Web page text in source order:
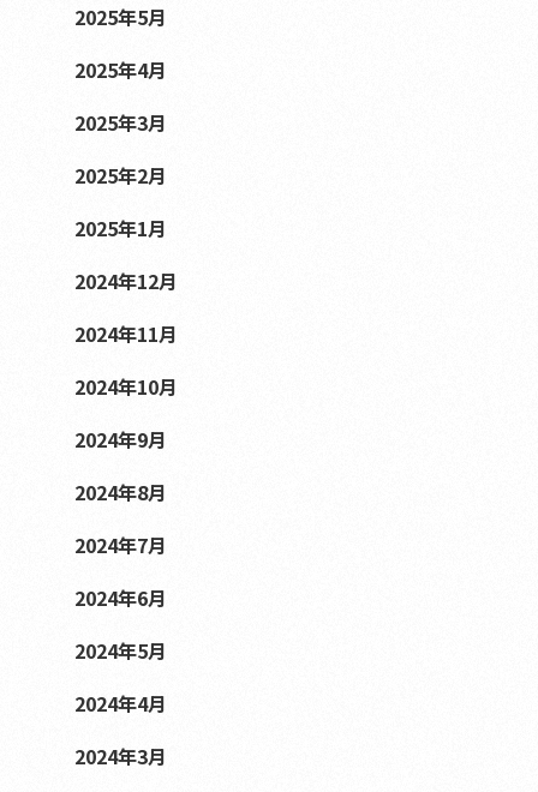
2025年5月
2025年4月
2025年3月
2025年2月
2025年1月
2024年12月
2024年11月
2024年10月
2024年9月
2024年8月
2024年7月
2024年6月
2024年5月
2024年4月
2024年3月